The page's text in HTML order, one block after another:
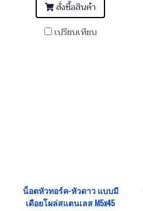
สั่งซื้อสินค้า
เปรียบเทียบ
น็อตหัวทอร์ค-หัวดาว แบบมี
เดือยโผล่สแตนเลส M5x45